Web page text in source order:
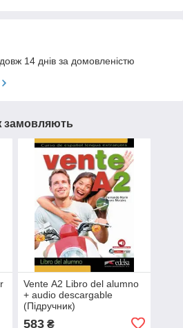
14 днів за домовленістю
замовляють
Vente А2 Libro del alumno
+ audio descargable
(Підручник)
583₴